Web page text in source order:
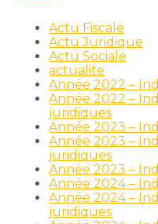
Actu Fiscale
Actu Juridique
Actu Sociale
actualite
Année 2022 –
Année 2022 –
juridiques
Année 2023 –
Année 2023 –
juridiques
Année 2023 –
Année 2024 –
Année 2024 –
juridiques